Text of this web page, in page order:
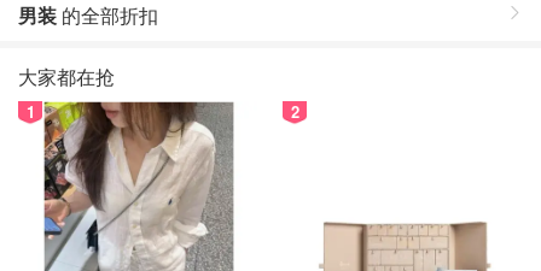
男装 的全部折扣
大家都在抢
1 2